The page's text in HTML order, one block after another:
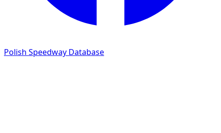
Polish Speedway Database